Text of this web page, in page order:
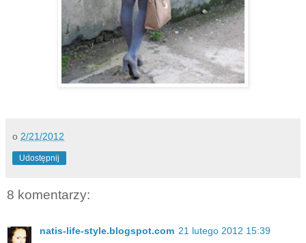
o 2/21/2012
Udostępnij
8 komentarzy:
natis-life-style.blogspot.com 21 lutego 2012 15:39